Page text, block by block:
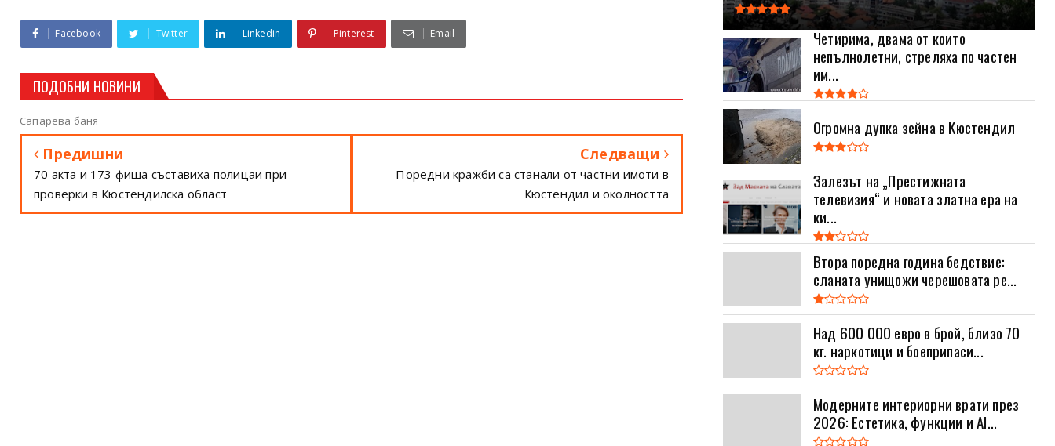
Facebook Twitter Linkedin Pinterest Email
ПОДОБНИ НОВИНИ
Сапарева баня
Предишни
70 акта и 173 фиша съставиха полицаи при
проверки в Кюстендилска област
Следващи
Поредни кражби са станали от частни имоти в
Кюстендил и околността
Четирима, двама от които
непълнолетни, стреляха по частен
им...
Огромна дупка зейна в Кюстендил
Залезът на „Престижната
телевизия“ и новата златна ера на
ки...
Втора поредна година бедствие:
сланата унищожи черешовата ре...
Над 600 000 евро в брой, близо 70
кг. наркотици и боеприпаси...
Модерните интериорни врати през
2026: Естетика, функции и AI...